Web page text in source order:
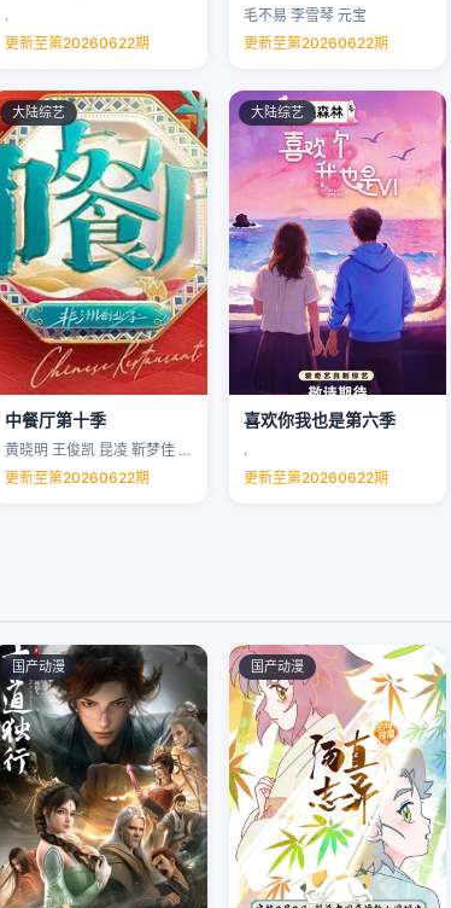
.
更新至第20260622期
毛不易 李雪琴 元宝
更新至第20260622期
大陆综艺
中餐厅第十季
黄晓明 王俊凯 昆凌 靳梦佳 …
更新至第20260622期
大陆综艺
喜欢你我也是第六季
.
更新至第20260622期
国产动漫 国产动漫